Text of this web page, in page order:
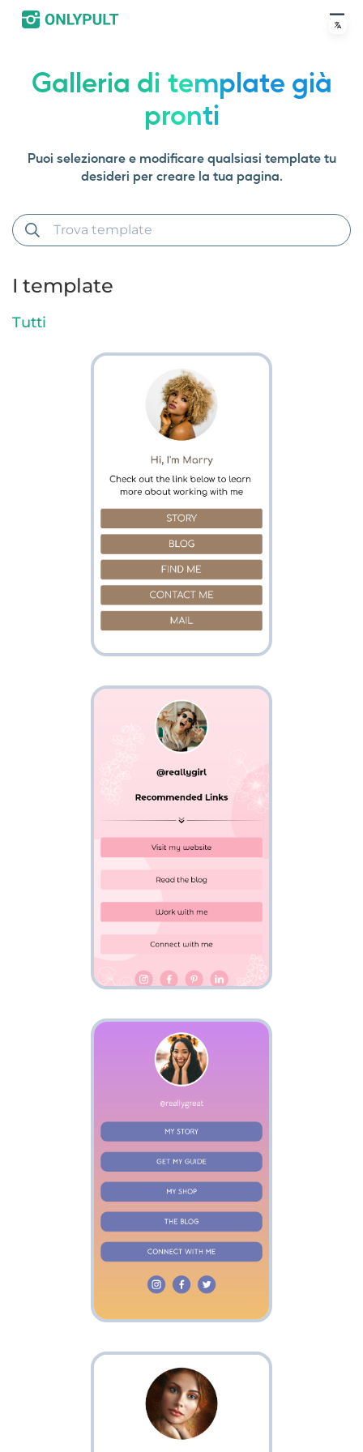
Galleria di template già
pronti
Puoi selezionare e modificare qualsiasi template tu
desideri per creare la tua pagina.
I template
Tutti